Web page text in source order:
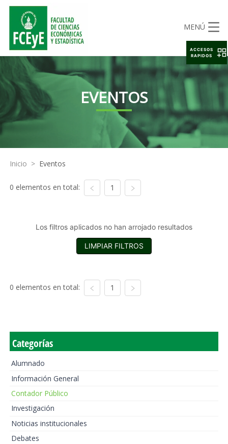
MENÚ
EVENTOS
Inicio > Eventos
0 elementos en total: 1
Los filtros aplicados no han arrojado resultados
LIMPIAR FILTROS
0 elementos en total: 1
Categorías
Alumnado
Información General
Contador Público
Investigación
Noticias institucionales
Debates
ACCESOS
RAPIDOS